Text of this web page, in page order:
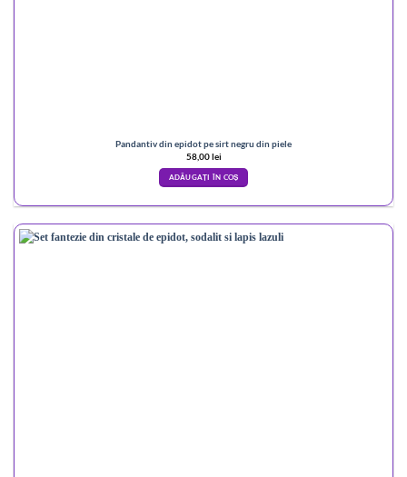
Pandantiv din epidot pe sirt negru din piele
58,00lei
ADĂUGAȚI ÎN COȘ